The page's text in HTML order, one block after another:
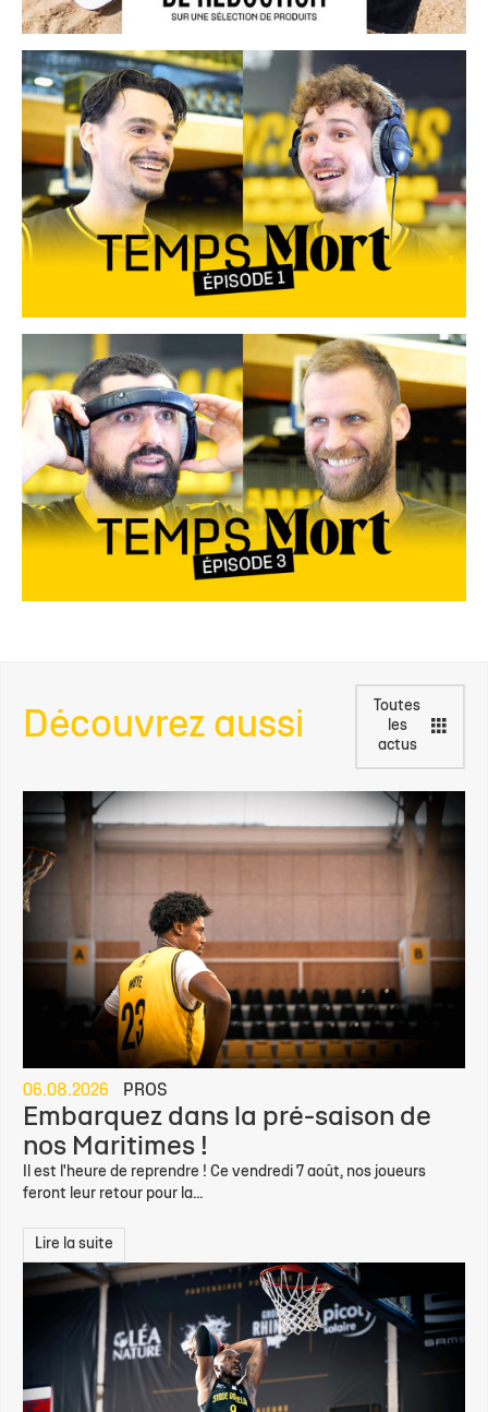
Découvrez aussi
Toutes
les
actus
06.08.2026 PROS
Embarquez dans la pré-saison de
nos Maritimes !
Il est l'heure de reprendre ! Ce vendredi 7 août, nos joueurs
feront leur retour pour la...
Lire la suite